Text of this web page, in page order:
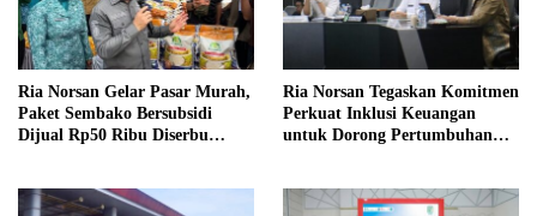
Ria Norsan Gelar Pasar Murah,
Paket Sembako Bersubsidi
Dijual Rp50 Ribu Diserbu
Ria Norsan Tegaskan Komitmen
Perkuat Inklusi Keuangan
untuk Dorong Pertumbuhan